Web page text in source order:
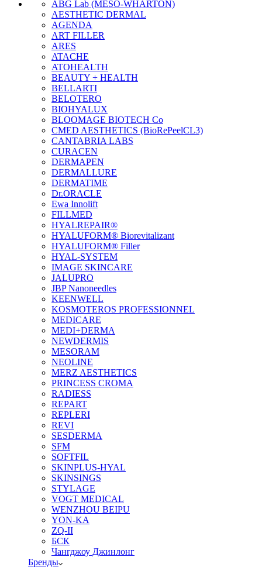
ABG Lab (MESO-WHARTON)
AESTHETIC DERMAL
AGENDA
ART FILLER
ARES
ATACHE
ATOHEALTH
BEAUTY + HEALTH
BELLARTI
BELOTERO
BIOHYALUX
BLOOMAGE BIOTECH Co
CMED AESTHETICS (BioRePeelCL3)
CANTABRIA LABS
CURACEN
DERMAPEN
DERMALLURE
DERMATIME
Dr.ORACLE
Ewa Innolift
FILLMED
НYALREPAIR®
HYALUFORM® Biorevitalizant
HYALUFORM® Filler
HYAL-SYSTEM
IMAGE SKINCARE
JALUPRO
JBP Nanoneedles
KEENWELL
KOSMOTEROS PROFESSIONNEL
MEDICARE
MEDI+DERMA
NEWDERMIS
MESORAM
NEOLINE
MERZ AESTHETICS
PRINCESS CROMA
RADIESS
REPART
REPLERI
REVI
SESDERMA
SFM
SOFTFIL
SKINPLUS-HYAL
SKINSINGS
STYLAGE
VOGT MEDICAL
WENZHOU BEIPU
YON-KA
ZQ-II
БСК
Чангджоу Джинлонг
Бренды